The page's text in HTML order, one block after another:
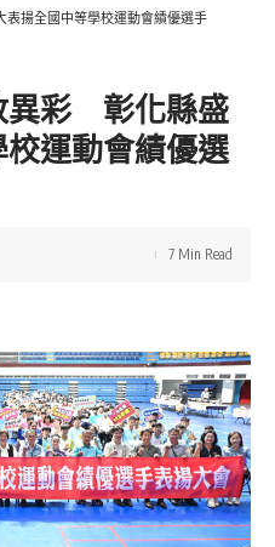
揚全國中等學校運動會績優選手
異彩 彰化縣盛
運動會績優選
7 Min Read